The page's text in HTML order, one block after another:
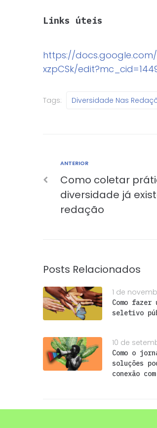
Links úteis
https://docs.google.com/
xzpCSk/
Tags: Diversidade Nas
ANTERIOR
Como coletar
diversidade já
redação
Posts Relacionados
1 de
Como fazer
seletivo
10 de
Como o
soluções
conexão